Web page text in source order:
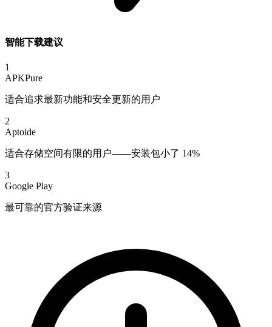
智能下载建议
1
APKPure
适合追求最新功能和安全更新的用户
2
Aptoide
适合存储空间有限的用户——安装包小了 14%
3
Google Play
最可靠的官方验证来源